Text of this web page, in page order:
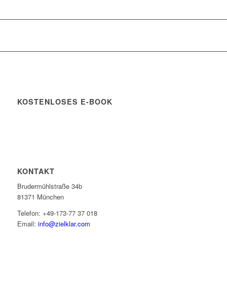
KOSTENLOSES E-BOOK
KONTAKT
Brudermühlstraße 34b
81371 München
Telefon: +49-173-77 37 018
Email: info@zielklar.com